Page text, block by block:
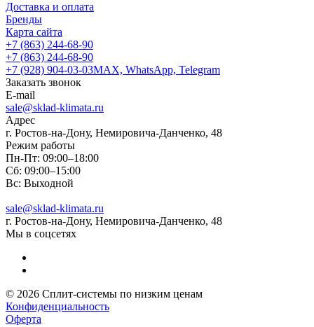
Доставка и оплата
Бренды
Карта сайта
+7 (863) 244-68-90
+7 (863) 244-68-90
+7 (928) 904-03-03MAX, WhatsApp, Telegram
Заказать звонок
E-mail
sale@sklad-klimata.ru
Адрес
г. Ростов-на-Дону, Немировича-Данченко, 48
Режим работы
Пн-Пт: 09:00–18:00
Сб: 09:00–15:00
Вс: Выходной
sale@sklad-klimata.ru
г. Ростов-на-Дону, Немировича-Данченко, 48
Мы в соцсетях
© 2026 Сплит-системы по низким ценам
Конфиденциальность
Оферта